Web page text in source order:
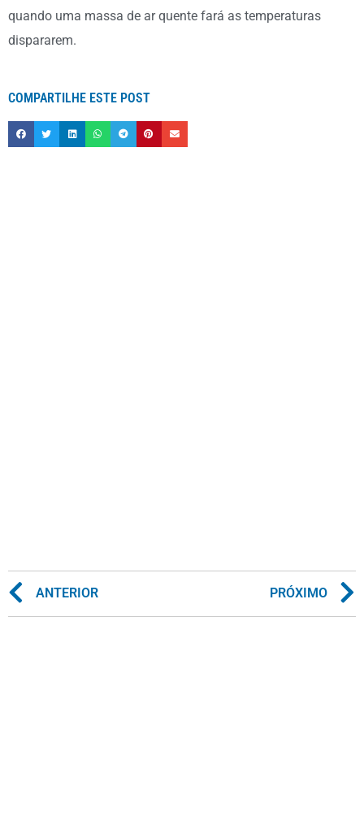
quando uma massa de ar quente fará as temperaturas
dispararem.
COMPARTILHE ESTE POST
ANTERIOR PRÓXIMO